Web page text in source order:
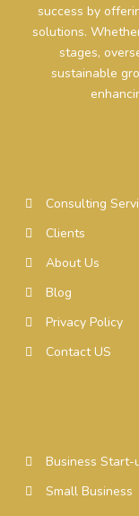
success by
solutions.
stages,
sustainable
Consulting
Clients
About Us
Blog
Privacy Policy
Contact US
Business Start-
Small Business